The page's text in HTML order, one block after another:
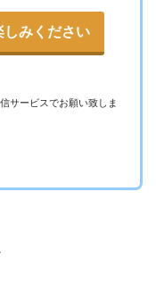
しみください
サービスでお願い致しま